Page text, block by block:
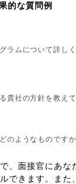
的な質問例
ラムについて詳し
貴社の方針を教え
のようなものですか
、面接官にあ
できます。ま